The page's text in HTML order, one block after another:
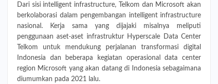
Dari sisi intelligent infrastructure, Telkom dan Microsoft akan
berkolaborasi dalam pengembangan intelligent infrastructure
nasional. Kerja sama yang dijajaki misalnya meliputi
penggunaan aset-aset infrastruktur Hyperscale Data Center
Telkom untuk mendukung perjalanan transformasi digital
Indonesia dan beberapa kegiatan operasional data center
region Microsoft yang akan datang di Indonesia sebagaimana
diumumkan pada 2021 lalu.